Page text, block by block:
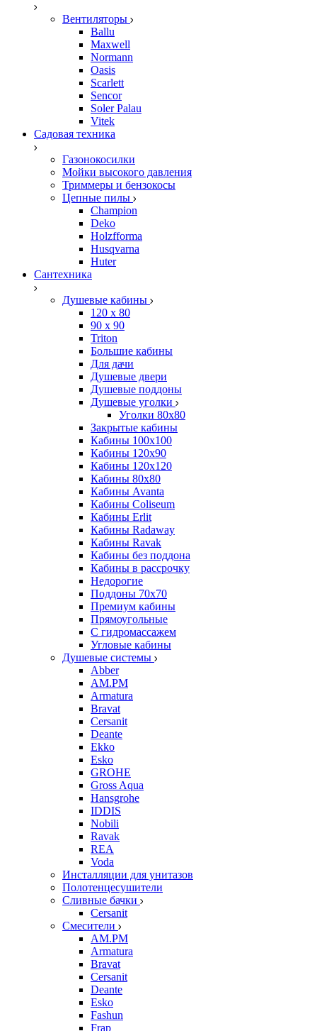
Вентиляторы
Ballu
Maxwell
Normann
Oasis
Scarlett
Sencor
Soler Palau
Vitek
Садовая техника
Газонокосилки
Мойки высокого давления
Триммеры и бензокосы
Цепные пилы
Champion
Deko
Holzfforma
Husqvarna
Huter
Сантехника
Душевые кабины
120 x 80
90 х 90
Triton
Большие кабины
Для дачи
Душевые двери
Душевые поддоны
Душевые уголки
Уголки 80х80
Закрытые кабины
Кабины 100x100
Кабины 120x90
Кабины 120х120
Кабины 80х80
Кабины Avanta
Кабины Coliseum
Кабины Erlit
Кабины Radaway
Кабины Ravak
Кабины без поддона
Кабины в рассрочку
Недорогие
Поддоны 70x70
Премиум кабины
Прямоугольные
С гидромассажем
Угловые кабины
Душевые системы
Abber
AM.PM
Armatura
Bravat
Cersanit
Deante
Ekko
Esko
GROHE
Gross Aqua
Hansgrohe
IDDIS
Nobili
Ravak
REA
Voda
Инсталляции для унитазов
Полотенцесушители
Сливные бачки
Cersanit
Смесители
AM.PM
Armatura
Bravat
Cersanit
Deante
Esko
Fashun
Frap